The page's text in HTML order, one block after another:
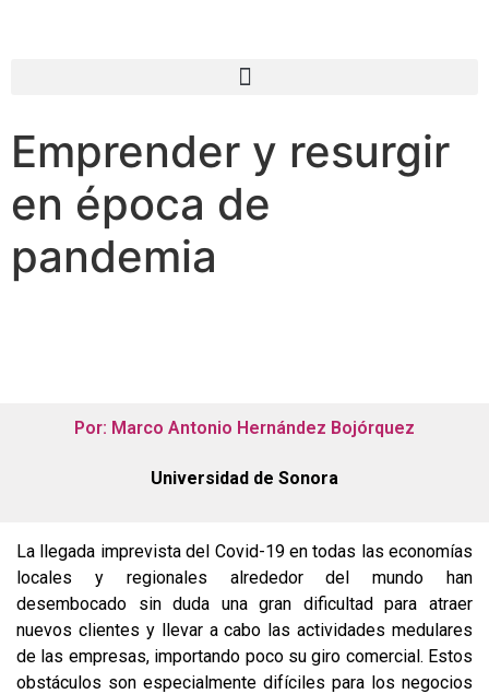
Emprender y resurgir
en época de
pandemia
Por: Marco Antonio Hernández Bojórquez
Universidad de Sonora
La llegada imprevista del Covid-19 en todas las economías
locales y regionales alrededor del mundo han
desembocado sin duda una gran dificultad para atraer
nuevos clientes y llevar a cabo las actividades medulares
de las empresas, importando poco su giro comercial. Estos
obstáculos son especialmente difíciles para los negocios